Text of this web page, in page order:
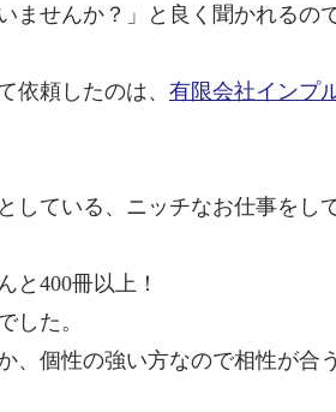
ませんか？」と良く聞かれるので
依頼したのは、 有限会社インプ
している、ニッチなお仕事をし
と400冊以上！
した。
、個性の強い方なので相性が合